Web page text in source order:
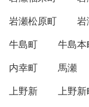
岩瀬松原町
岩
牛島町
牛島本
内幸町
馬瀬
上野新
上野新